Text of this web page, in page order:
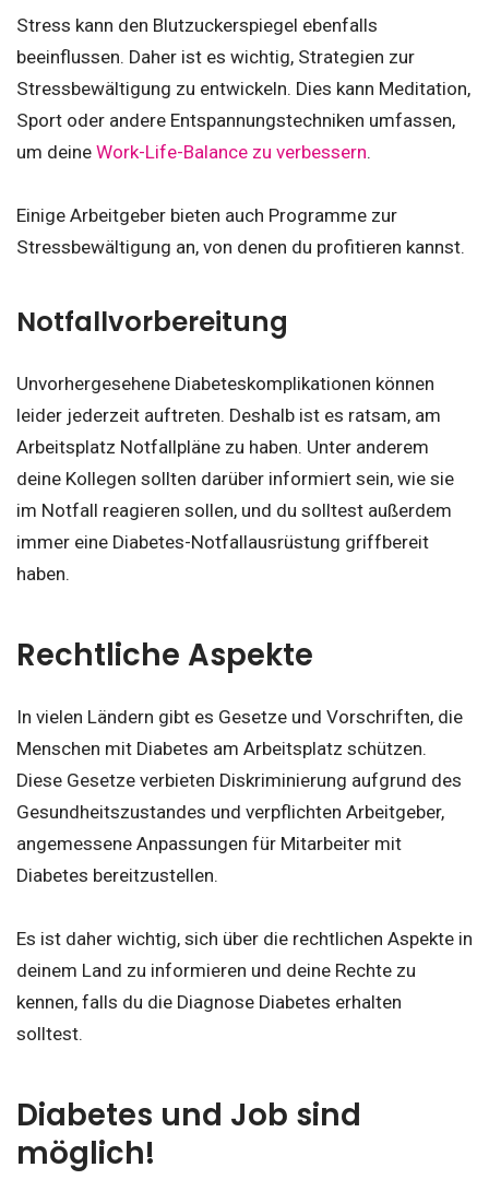
Stress kann den Blutzuckerspiegel ebenfalls
beeinflussen. Daher ist es wichtig, Strategien zur
Stressbewältigung zu entwickeln. Dies kann Meditation,
Sport oder andere Entspannungstechniken umfassen,
um deine Work-Life-Balance zu verbessern.
Einige Arbeitgeber bieten auch Programme zur
Stressbewältigung an, von denen du profitieren kannst.
Notfallvorbereitung
Unvorhergesehene Diabeteskomplikationen können
leider jederzeit auftreten. Deshalb ist es ratsam, am
Arbeitsplatz Notfallpläne zu haben. Unter anderem
deine Kollegen sollten darüber informiert sein, wie sie
im Notfall reagieren sollen, und du solltest außerdem
immer eine Diabetes-Notfallausrüstung griffbereit
haben.
Rechtliche Aspekte
In vielen Ländern gibt es Gesetze und Vorschriften, die
Menschen mit Diabetes am Arbeitsplatz schützen.
Diese Gesetze verbieten Diskriminierung aufgrund des
Gesundheitszustandes und verpflichten Arbeitgeber,
angemessene Anpassungen für Mitarbeiter mit
Diabetes bereitzustellen.
Es ist daher wichtig, sich über die rechtlichen Aspekte in
deinem Land zu informieren und deine Rechte zu
kennen, falls du die Diagnose Diabetes erhalten
solltest.
Diabetes und Job sind
möglich!